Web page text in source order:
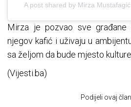
A post shared by Mirza
Mirza je pozvao sve građane
njegov kafić i uživaju u
sa željom da bude mjesto
(Vijesti.ba)
Podijeli ovaj